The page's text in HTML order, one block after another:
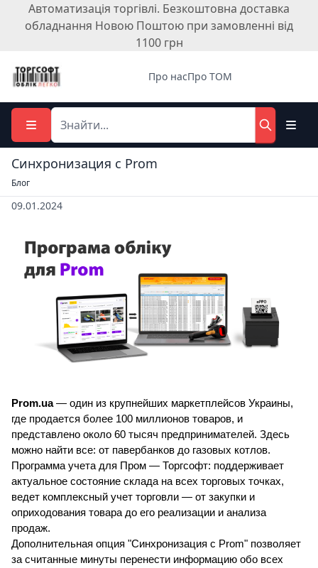
Автоматизація торгівлі. Безкоштовна доставка
обладнання Новою Поштою при замовленні від
1100 грн
Про насПро ТОМ
Синхронизация с Prom
Блог
09.01.2024
Prom.ua — один из крупнейших маркетплейсов Украины,
где продается более 100 миллионов товаров, и
представлено около 60 тысяч предпринимателей. Здесь
можно найти все: от павербанков до газовых котлов.
Программа учета для Пром — Торгсофт: поддерживает
актуальное состояние склада на всех торговых точках,
ведет комплексный учет торговли — от закупки и
оприходования товара до его реализации и анализа
продаж.
Дополнительная опция "Синхронизация с Prom" позволяет
за считанные минуты перенести информацию обо всех